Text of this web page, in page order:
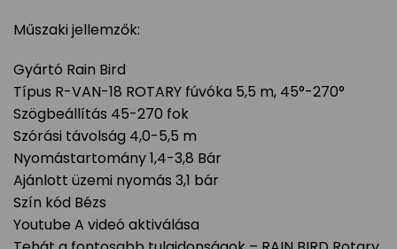
Műszaki jellemzők:
Gyártó Rain Bird
Típus R-VAN-18 ROTARY fúvóka 5,5 m, 45°-270°
Szögbeállítás 45-270 fok
Szórási távolság 4,0-5,5 m
Nyomástartomány 1,4-3,8 Bár
Ajánlott üzemi nyomás 3,1 bár
Szín kód Bézs
Youtube A videó aktiválása